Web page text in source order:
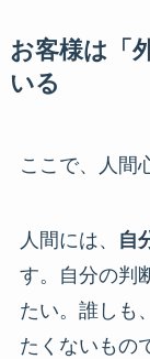
お客様は「
いる
ここで、人間
人間には、 自
す。自分の判
たい。誰しも
たくないもの